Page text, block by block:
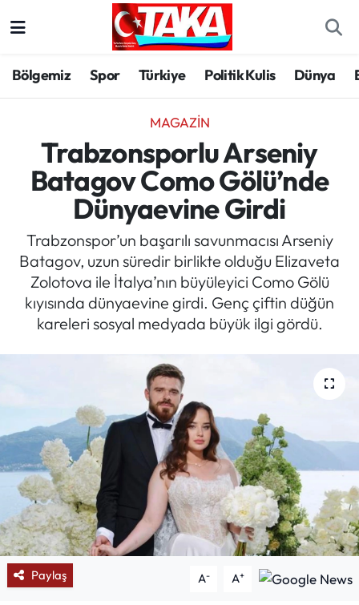
Bölgemiz Spor Türkiye Politik Kulis Dünya
MAGAZIN
Trabzonsporlu Arseniy
Batagov Como Gölü’nde
Dünyaevine Girdi
Trabzonspor’un başarılı savunmacısı Arseniy
Batagov, uzun süredir birlikte olduğu Elizaveta
Zolotova ile İtalya’nın büyüleyici Como Gölü
kıyısında dünyaevine girdi. Genç çiftin düğün
kareleri sosyal medyada büyük ilgi gördü.
Paylaş A- A+
Spor
Türkiye
Kültür/Sanat
Politika
Politik Kulis
Dünya
Röportaj
Manşet
Köşe Yazıları
Karikatür Galeri
BIK
Trabzon Hava Durumu
Trabzon Trafik Yoğunluk Haritası
Süper Lig Puan Durumu ve Fikstür
Tüm Manşetler
Son Dakika Haberleri
Haber Arşivi